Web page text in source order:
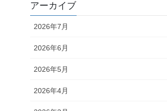
アーカイブ
2026年7月
2026年6月
2026年5月
2026年4月